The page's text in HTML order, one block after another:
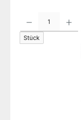
Stück